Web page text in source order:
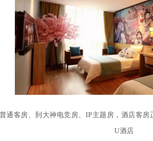
通客房、到大神电竞房、IP主题房，酒店客
U酒店